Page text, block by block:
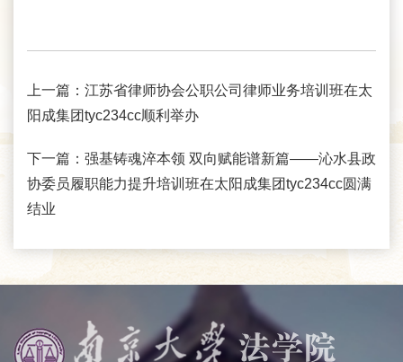
上一篇： 江苏省律师协会公职公司律师业务培训班在太
阳成集团tyc234cc顺利举办
下一篇： 强基铸魂淬本领 双向赋能谱新篇——沁水县政
协委员履职能力提升培训班在太阳成集团tyc234cc圆满
结业